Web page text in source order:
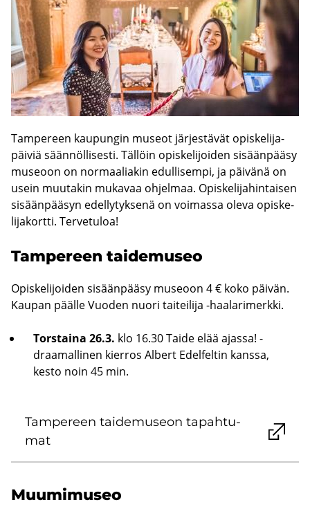
Tam­pe­reen kau­pun­gin museot jär­jes­tä­vät opis­ke­li­ja­
päi­viä sään­nöl­li­ses­ti. Täl­löin opis­ke­li­joi­den si­sään­pää­sy
museoon on nor­maa­lia­kin edul­li­sem­pi, ja päi­vä­nä on
usein muu­ta­kin mu­ka­vaa oh­jel­maa. Opis­ke­li­ja­hin­tai­sen
si­sään­pää­syn edel­ly­tyk­se­nä on voi­mas­sa oleva opis­ke­
li­ja­kort­ti. Ter­ve­tu­loa!
Tam­pe­reen tai­de­museo
Opis­ke­li­joi­den si­sään­pää­sy museoon 4 € koko päi­vän.
Kau­pan pääl­le Vuo­den nuori tai­tei­li­ja -​haalarimerkki.
Tors­tai­na 26.3. klo 16.30 Taide elää ajas­sa! -​
draamallinen kier­ros Al­bert Edel­fel­tin kans­sa,
kesto noin 45 min.
Tam­pe­reen tai­de­museon ta­pah­tu­
mat
Muu­mi­museo